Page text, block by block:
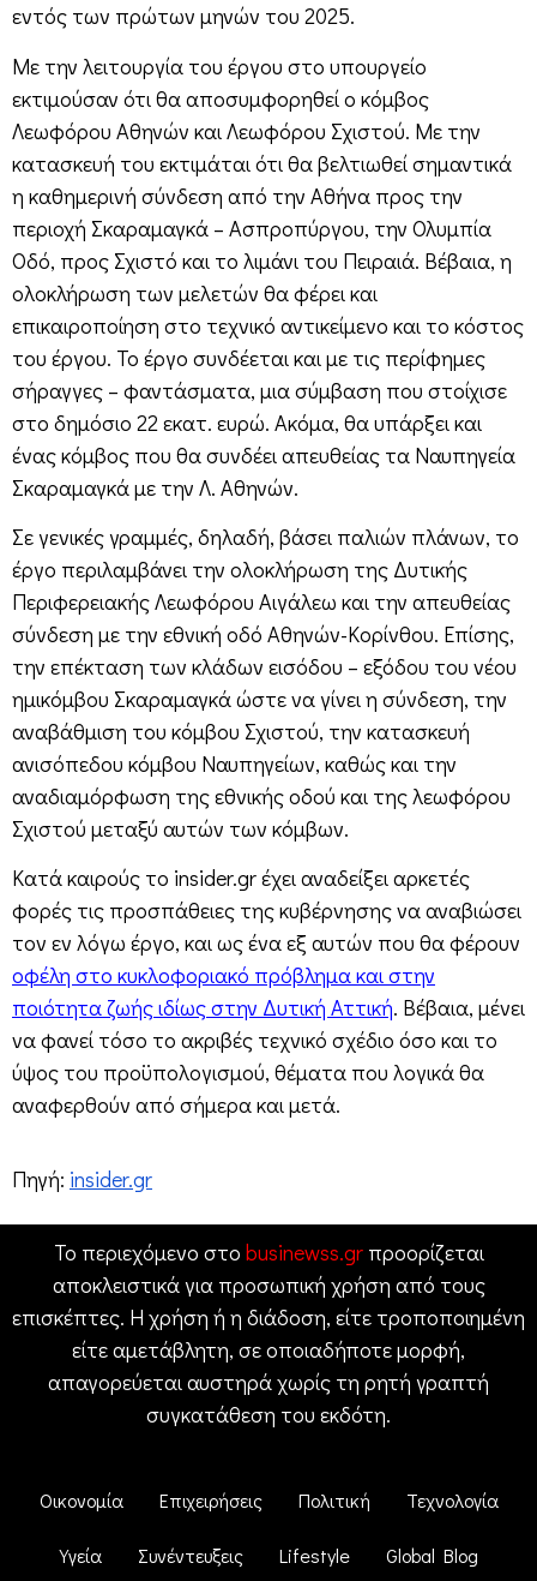
εντός των πρώτων μηνών του 2025.
Με την λειτουργία του έργου στο υπουργείο
εκτιμούσαν ότι θα αποσυμφορηθεί ο κόμβος
Λεωφόρου Αθηνών και Λεωφόρου Σχιστού. Με την
κατασκευή του εκτιμάται ότι θα βελτιωθεί σημαντικά
η καθημερινή σύνδεση από την Αθήνα προς την
περιοχή Σκαραμαγκά – Ασπροπύργου, την Ολυμπία
Οδό, προς Σχιστό και το λιμάνι του Πειραιά. Βέβαια, η
ολοκλήρωση των μελετών θα φέρει και
επικαιροποίηση στο τεχνικό αντικείμενο και το κόστος
του έργου. Το έργο συνδέεται και με τις περίφημες
σήραγγες – φαντάσματα, μια σύμβαση που στοίχισε
στο δημόσιο 22 εκατ. ευρώ. Ακόμα, θα υπάρξει και
ένας κόμβος που θα συνδέει απευθείας τα Ναυπηγεία
Σκαραμαγκά με την Λ. Αθηνών.
Σε γενικές γραμμές, δηλαδή, βάσει παλιών πλάνων, το
έργο περιλαμβάνει την ολοκλήρωση της Δυτικής
Περιφερειακής Λεωφόρου Αιγάλεω και την απευθείας
σύνδεση με την εθνική οδό Αθηνών-Κορίνθου. Επίσης,
την επέκταση των κλάδων εισόδου – εξόδου του νέου
ημικόμβου Σκαραμαγκά ώστε να γίνει η σύνδεση, την
αναβάθμιση του κόμβου Σχιστού, την κατασκευή
ανισόπεδου κόμβου Ναυπηγείων, καθώς και την
αναδιαμόρφωση της εθνικής οδού και της λεωφόρου
Σχιστού μεταξύ αυτών των κόμβων.
Κατά καιρούς το insider.gr έχει αναδείξει αρκετές
φορές τις προσπάθειες της κυβέρνησης να αναβιώσει
τον εν λόγω έργο, και ως ένα εξ αυτών που θα φέρουν
οφέλη στο κυκλοφοριακό πρόβλημα και στην
ποιότητα ζωής ιδίως στην Δυτική Αττική. Βέβαια, μένει
να φανεί τόσο το ακριβές τεχνικό σχέδιο όσο και το
ύψος του προϋπολογισμού, θέματα που λογικά θα
αναφερθούν από σήμερα και μετά.
Πηγή: insider.gr
Το περιεχόμενο στο businewss.grπροορίζεται
αποκλειστικά για προσωπική χρήση από τους
επισκέπτες. Η χρήση ή η διάδοση, είτε τροποποιημένη
είτε αμετάβλητη, σε οποιαδήποτε μορφή,
απαγορεύεται αυστηρά χωρίς τη ρητή γραπτή
συγκατάθεση του εκδότη.
Οικονομία Επιχειρήσεις Πολιτική Τεχνολογία
Υγεία Συνέντευξεις Lifestyle Global Blog